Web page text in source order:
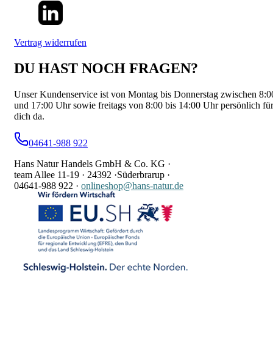
Vertrag widerrufen
DU HAST NOCH FRAGEN?
Unser Kundenservice ist von Montag bis Donnerstag zwischen
und 17:00 Uhr sowie freitags von 8:00 bis 14:00 Uhr persönlich für
dich da.
04641-988 922
Hans Natur Handels GmbH & Co. KG ·
team Allee 11-19 · 24392 ·Süderbrarup ·
04641-988 922 · onlineshop@hans-natur.de